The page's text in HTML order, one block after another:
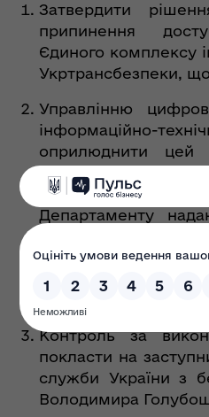
Затвердити
припинення
Єдиного комплексу
Укртрансбезпеки,
Управлінню
інформаційно-
оприлюднити цей
робочого дня
офіційному
Департаменту
послуг на
цей наказ
адресу (у разі
Контроль за
покласти на
служби України з
Володимира